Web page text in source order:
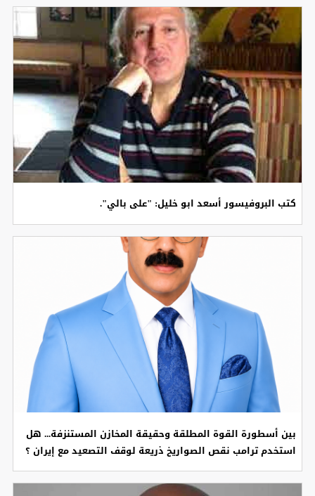
كتب البروفيسور أسعد ابو خليل: "على بالي".
بين أسطورة القوة المطلقة وحقيقة المخازن المستنزفة... هل
استخدم ترامب نقص الصواريخ ذريعة لوقف التصعيد مع إيران ؟